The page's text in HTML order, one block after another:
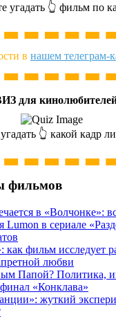
угадать 👆 фильм по
в нашем телеграм-
для
👆 какой кадр
фильмов
в «Волчонке»:
Lumon в сериале
как фильм исследует
любви
Папой? Политика,
«Конклава»
жуткий